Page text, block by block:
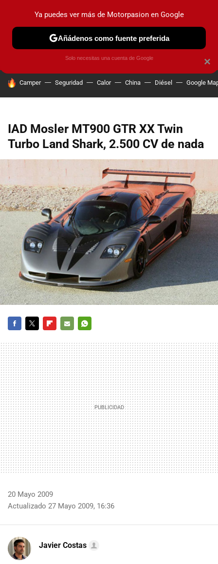
PRUEBAS COCHES ELÉCTRICOS OBSERVATORIO
HOY SE HABLA DE
Camper Seguridad Calor China Diésel Google
IAD Mosler MT900 GTR XX Twin
Turbo Land Shark, 2.500 CV de nada
MAIL
20 Mayo 2009
Actualizado 27 Mayo 2009, 16:36
Javier Costas
×
Ya puedes ver más de Motorpasion en Google
Añádenos como fuente preferida
Solo necesitas una cuenta de Google